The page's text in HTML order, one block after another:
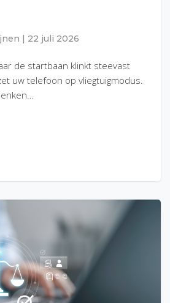
22 juli 2026
de startbaan klinkt steevast
uw telefoon op vliegtuigmodus.